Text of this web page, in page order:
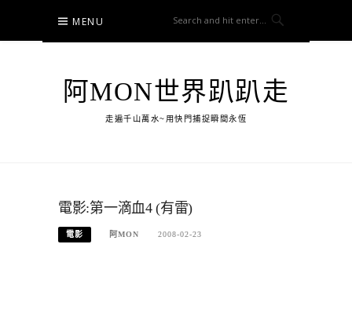
content
MENU
阿MON世界趴趴走
走遍千山萬水~用快門捕捉瞬間永恆
電影:第一滴血4 (有雷)
電影 阿MON 2008-02-23